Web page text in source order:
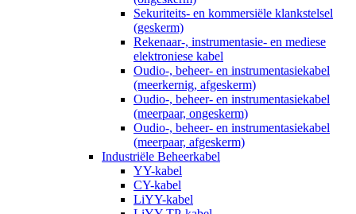
Sekuriteits- en kommersiële klankstelsel
(geskerm)
Rekenaar-, instrumentasie- en mediese
elektroniese kabel
Oudio-, beheer- en instrumentasiekabel
(meerkernig, afgeskerm)
Oudio-, beheer- en instrumentasiekabel
(meerpaar, ongeskerm)
Oudio-, beheer- en instrumentasiekabel
(meerpaar, afgeskerm)
Industriële Beheerkabel
YY-kabel
CY-kabel
LiYY-kabel